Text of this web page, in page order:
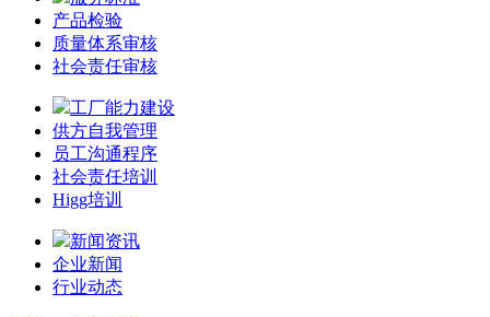
产品检验
质量体系审核
社会责任审核
工厂能力建设
供方自我管理
员工沟通程序
社会责任培训
Higg培训
新闻资讯
企业新闻
行业动态